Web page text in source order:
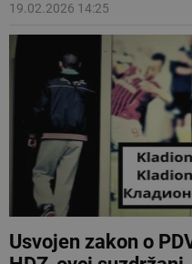
19.02.2026 14:25
Usvojen zakon o